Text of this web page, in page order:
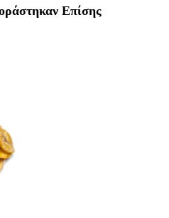
Επίσης